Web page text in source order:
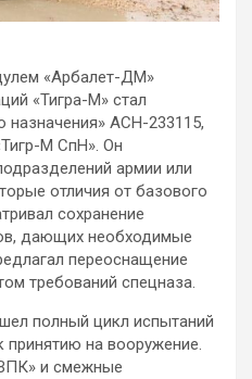
«Арбалет-ДМ»
«Тигра-М» стал
назначения» АСН-233115,
М СпН». Он
армии или
отличия от базового
сохранение
дающих необходимые
переоснащение
требований спецназа.
полный цикл испытаний
на вооружение.
и смежные